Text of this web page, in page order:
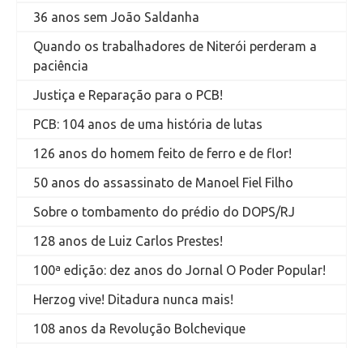
36 anos sem João Saldanha
Quando os trabalhadores de Niterói perderam a
paciência
Justiça e Reparação para o PCB!
PCB: 104 anos de uma história de lutas
126 anos do homem feito de ferro e de flor!
50 anos do assassinato de Manoel Fiel Filho
Sobre o tombamento do prédio do DOPS/RJ
128 anos de Luiz Carlos Prestes!
100ª edição: dez anos do Jornal O Poder Popular!
Herzog vive! Ditadura nunca mais!
108 anos da Revolução Bolchevique